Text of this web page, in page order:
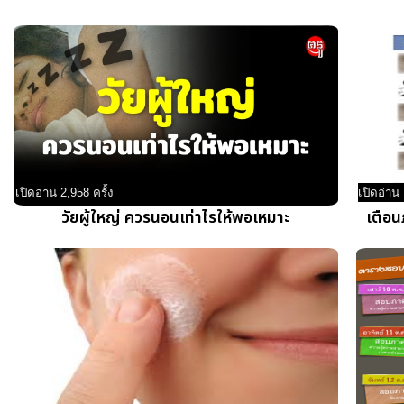
เปิดอ่าน 2,958 ครั้ง
วัยผู้ใหญ่ ควรนอนเท่าไรให้พอเหมาะ
เปิดอ่าน
เตือ